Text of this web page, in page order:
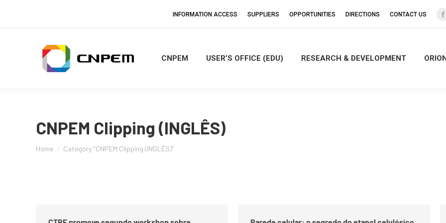
INFORMATION ACCESS SUPPLIERS OPPORTUNITIES DIRECTIONS CONTACT US
CNPEM USER’S OFFICE (EDU) RESEARCH & DEVELOPMENT
CNPEM Clipping (INGLÊS)
Home Category "CNPEM Clipping (INGLÊS)"